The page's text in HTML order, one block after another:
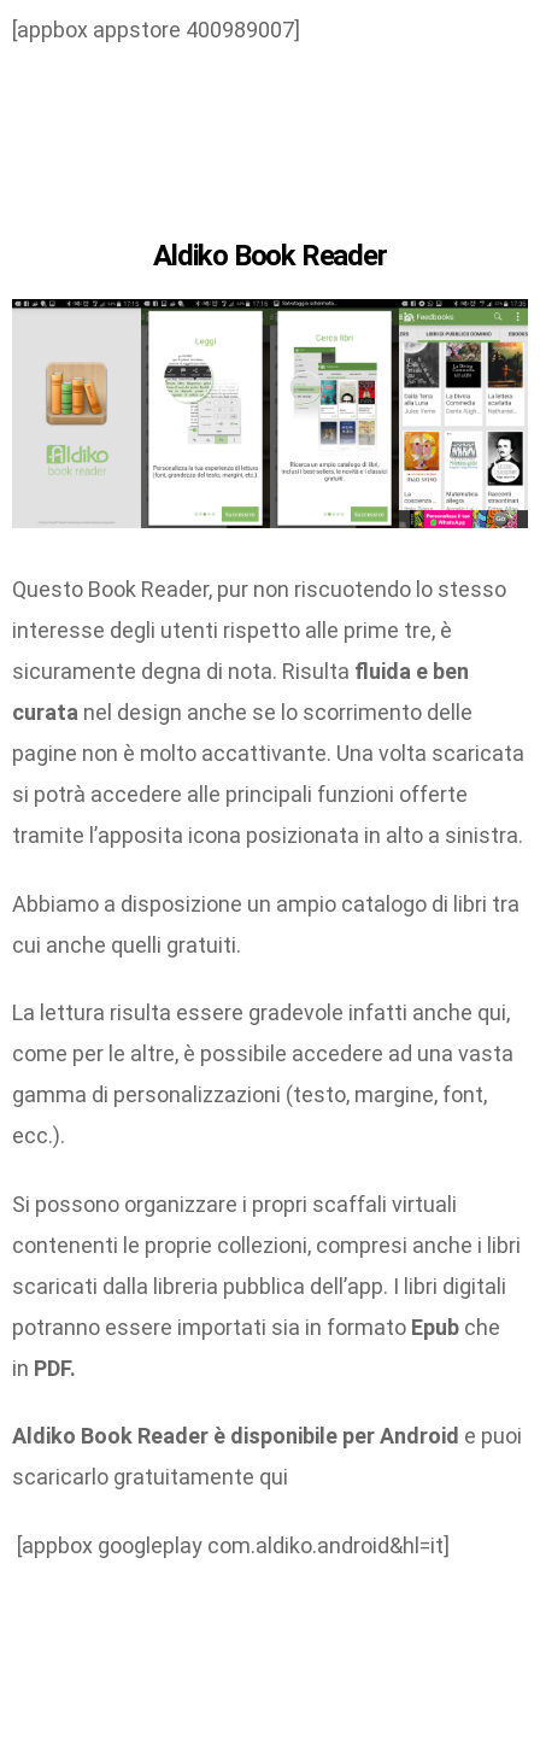
[appbox appstore 400989007]
Aldiko Book Reader
Questo Book Reader, pur non riscuotendo lo stesso
interesse degli utenti rispetto alle prime tre, è
sicuramente degna di nota. Risulta fluida e ben
curata nel design anche se lo scorrimento delle
pagine non è molto accattivante. Una volta scaricata
si potrà accedere alle principali funzioni offerte
tramite l’apposita icona posizionata in alto a sinistra.
Abbiamo a disposizione un ampio catalogo di libri tra
cui anche quelli gratuiti.
La lettura risulta essere gradevole infatti anche qui,
come per le altre, è possibile accedere ad una vasta
gamma di personalizzazioni (testo, margine, font,
ecc.).
Si possono organizzare i propri scaffali virtuali
contenenti le proprie collezioni, compresi anche i libri
scaricati dalla libreria pubblica dell’app. I libri digitali
potranno essere importati sia in formato Epub che
in PDF.
Aldiko Book Reader è disponibile per Android e puoi
scaricarlo gratuitamente qui
[appbox googleplay com.aldiko.android&hl=it]